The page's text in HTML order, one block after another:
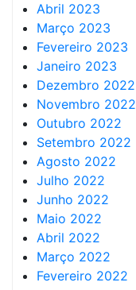
Abril 2023
Março 2023
Fevereiro 2023
Janeiro 2023
Dezembro 2022
Novembro 2022
Outubro 2022
Setembro 2022
Agosto 2022
Julho 2022
Junho 2022
Maio 2022
Abril 2022
Março 2022
Fevereiro 2022